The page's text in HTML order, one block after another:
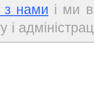
з нами і ми